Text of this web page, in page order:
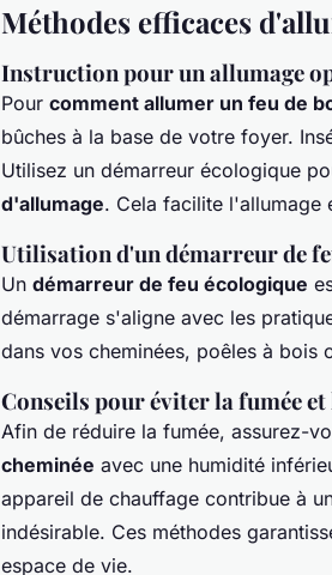
Méthodes efficaces
Instruction pour un allumage
Pour comment allumer un feu de
bûches à la base de votre foyer.
Utilisez un démarreur écologique
d'allumage. Cela facilite l'allumage
Utilisation d'un démarreur de
Un démarreur de feu écologique
démarrage s'aligne avec les
dans vos cheminées, poêles à bois
Conseils pour éviter la fumée
Afin de réduire la fumée, assurez-
cheminée avec une humidité
appareil de chauffage contribue à
indésirable. Ces méthodes
espace de vie.